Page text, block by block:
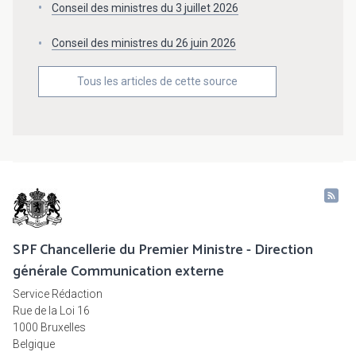
Conseil des ministres du 3 juillet 2026
Conseil des ministres du 26 juin 2026
Tous les articles de cette source
SPF Chancellerie du Premier Ministre - Direction
générale Communication externe
Service Rédaction
Rue de la Loi 16
1000 Bruxelles
Belgique